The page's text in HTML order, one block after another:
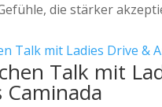
die stärker
Talk mit
Caminada